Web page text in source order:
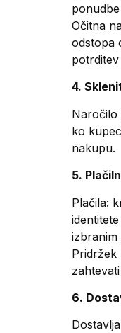
Očitna
odstopa
4.
Naročilo
ko
nakupu.
5.
Plačila:
izbranim
Pridržek
6.